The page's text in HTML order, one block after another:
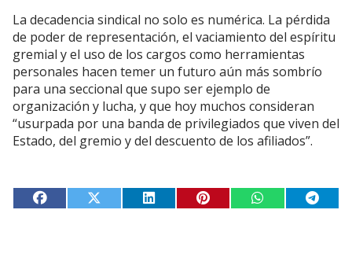
La decadencia sindical no solo es numérica. La pérdida
de poder de representación, el vaciamiento del espíritu
gremial y el uso de los cargos como herramientas
personales hacen temer un futuro aún más sombrío
para una seccional que supo ser ejemplo de
organización y lucha, y que hoy muchos consideran
“usurpada por una banda de privilegiados que viven del
Estado, del gremio y del descuento de los afiliados”.